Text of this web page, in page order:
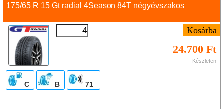
175/65 R 15 Gt radial 4Season 84T négyévszakos
24.700 Ft
Készleten
C B 71